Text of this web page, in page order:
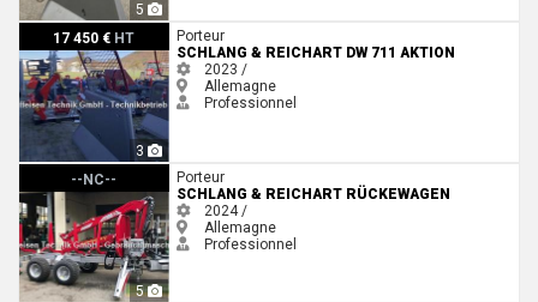
5
17 450 € HT
3
Schlang & Reichart DW 711 Aktion
Porteur
SCHLANG & REICHART DW 711 AKTION
2023 /
Allemagne
Professionnel
--NC--
5
Schlang & Reichart Rückewagen
Porteur
SCHLANG & REICHART RÜCKEWAGEN
2024 /
Allemagne
Professionnel